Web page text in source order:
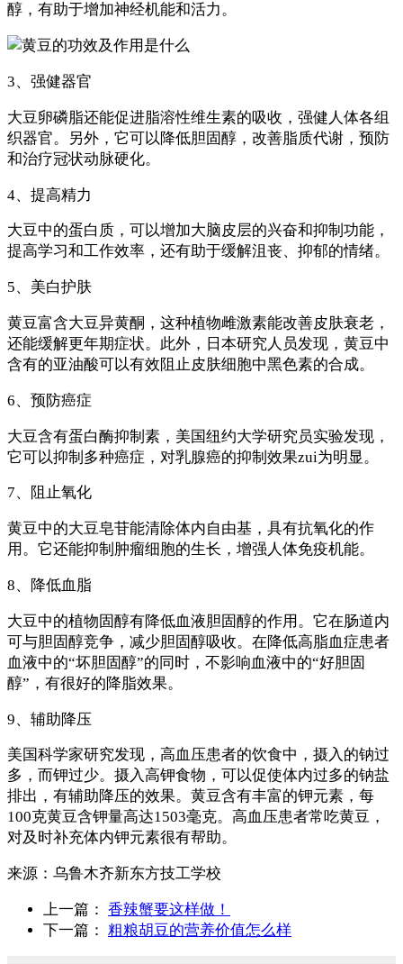
醇，有助于增加神经机能和活力。
3、强健器官
大豆卵磷脂还能促进脂溶性维生素的吸收，强健人体各组
织器官。另外，它可以降低胆固醇，改善脂质代谢，预防
和治疗冠状动脉硬化。
4、提高精力
大豆中的蛋白质，可以增加大脑皮层的兴奋和抑制功能，
提高学习和工作效率，还有助于缓解沮丧、抑郁的情绪。
5、美白护肤
黄豆富含大豆异黄酮，这种植物雌激素能改善皮肤衰老，
还能缓解更年期症状。此外，日本研究人员发现，黄豆中
含有的亚油酸可以有效阻止皮肤细胞中黑色素的合成。
6、预防癌症
大豆含有蛋白酶抑制素，美国纽约大学研究员实验发现，
它可以抑制多种癌症，对乳腺癌的抑制效果zui为明显。
7、阻止氧化
黄豆中的大豆皂苷能清除体内自由基，具有抗氧化的作
用。它还能抑制肿瘤细胞的生长，增强人体免疫机能。
8、降低血脂
大豆中的植物固醇有降低血液胆固醇的作用。它在肠道内
可与胆固醇竞争，减少胆固醇吸收。在降低高脂血症患者
血液中的“坏胆固醇”的同时，不影响血液中的“好胆固
醇”，有很好的降脂效果。
9、辅助降压
美国科学家研究发现，高血压患者的饮食中，摄入的钠过
多，而钾过少。摄入高钾食物，可以促使体内过多的钠盐
排出，有辅助降压的效果。黄豆含有丰富的钾元素，每
100克黄豆含钾量高达1503毫克。高血压患者常吃黄豆，
对及时补充体内钾元素很有帮助。
来源： 乌鲁木齐新东方技工学校
上一篇： 香辣蟹要这样做！
下一篇： 粗粮胡豆的营养价值怎么样